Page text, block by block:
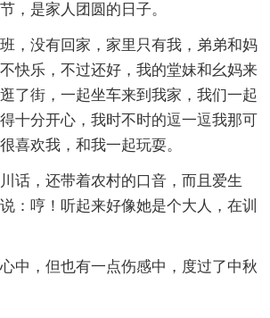
，是家人团圆的日子。
，没有回家，家里只有我，弟弟和妈
快乐，不过还好，我的堂妹和幺妈来
了街，一起坐车来到我家，我们一起
十分开心，我时不时的逗一逗我那可
喜欢我，和我一起玩耍。
话，还带着农村的口音，而且爱生
：哼！听起来好像她是个大人，在训
中，但也有一点伤感中，度过了中秋